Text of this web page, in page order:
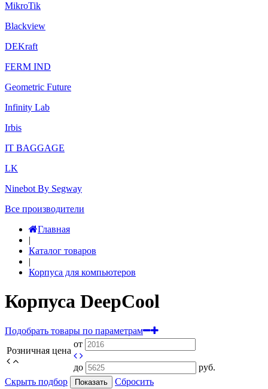
MikroTik
Blackview
DEKraft
FERM IND
Geometric Future
Infinity Lab
Irbis
IT BAGGAGE
LK
Ninebot By Segway
Все производители
Главная
|
Каталог товаров
|
Корпуса для компьютеров
Корпуса DeepCool
Подобрать товары по параметрам
Розничная цена
от
до
руб.
Скрыть подбор
Показать
Сбросить